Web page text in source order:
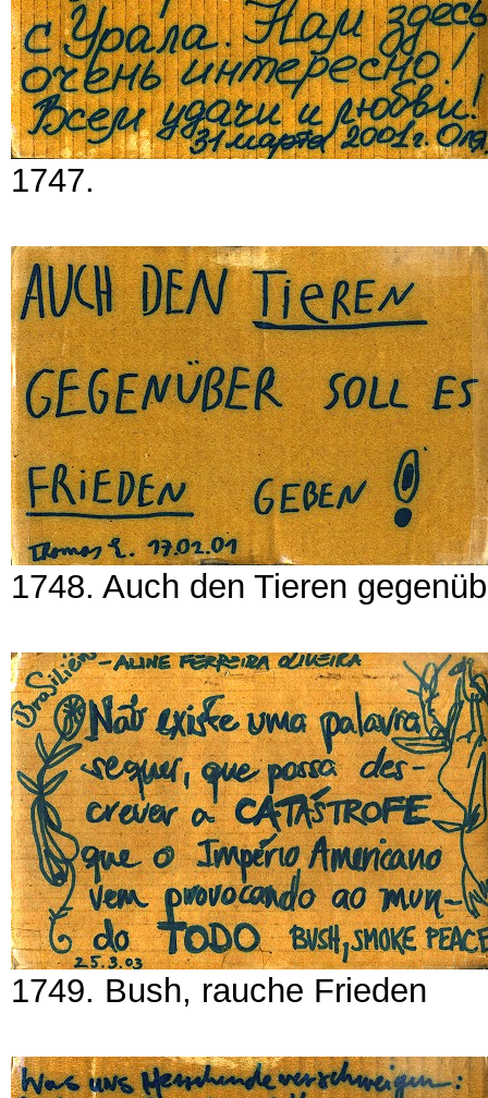
1747.
1748. Auch den Tieren
1749. Bush, rauche Frieden